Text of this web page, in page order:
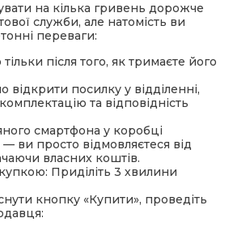
на кілька гривень дорожче
служби, але натомість ви
переваги:
після того, як тримаєте його
посилку у відділенні,
та відповідність
смартфона у коробці
ви просто відмовляєтеся від
власних коштів.
Приділіть 3 хвилини
кнопку «Купити», проведіть